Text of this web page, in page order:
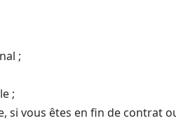
;
;
si vous êtes en fin de contrat